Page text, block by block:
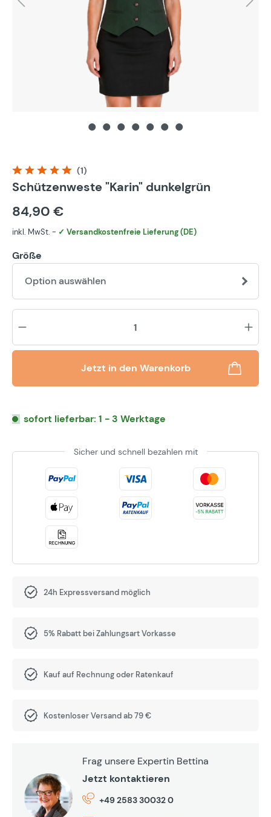
Durchschnittliche Bewertung von 5 von 5 Sternen
(1)
Schützenweste "Karin" dunkelgrün
84,90 €
inkl. MwSt. - ✓ Versandkostenfreie Lieferung (DE)
Größe
Option auswählen
Jetzt in den Warenkorb
sofort lieferbar: 1 - 3 Werktage
Sicher und schnell bezahlen mit
24h Expressversand möglich
5% Rabatt bei Zahlungsart Vorkasse
Kauf auf Rechnung oder Ratenkauf
Kostenloser Versand ab 79 €
Frag unsere Expertin Bettina
Jetzt kontaktieren
+49 2583 30032 0